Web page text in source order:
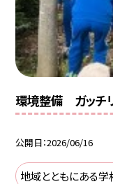
環境整備 ガッチ
公開日 2026/06/16
地域とともにある学